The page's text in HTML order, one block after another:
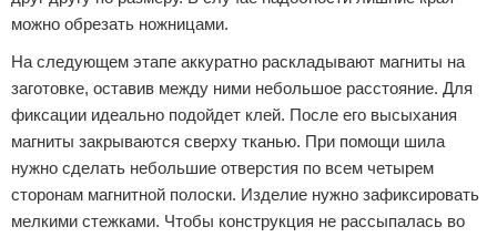
можно обрезать ножницами.
На следующем этапе аккуратно раскладывают магниты на
заготовке, оставив между ними небольшое расстояние. Для
фиксации идеально подойдет клей. После его высыхания
магниты закрываются сверху тканью. При помощи шила
нужно сделать небольшие отверстия по всем четырем
сторонам магнитной полоски. Изделие нужно зафиксировать
мелкими стежками. Чтобы конструкция не рассыпалась во